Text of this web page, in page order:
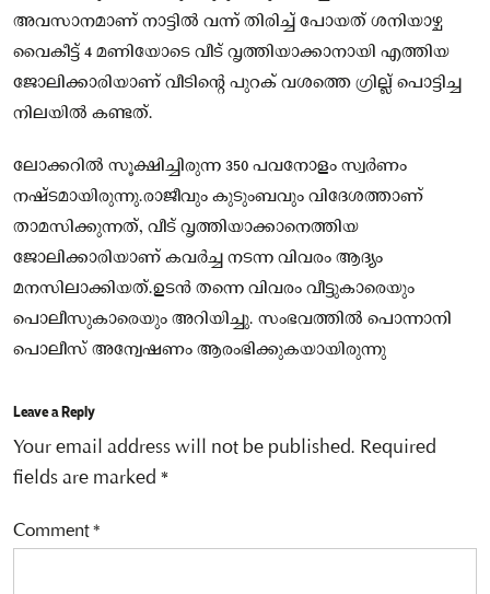
അവസാനമാണ് നാട്ടിൽ വന്ന് തിരിച്ച് പോയത് ശനിയാഴ്ച
വൈകീട്ട് 4 മണിയോടെ വീട് വൃത്തിയാക്കാനായി എത്തിയ
ജോലിക്കാരിയാണ് വീടിന്റെ പുറക് വശത്തെ ഗ്രില്ല് പൊട്ടിച്ച
നിലയിൽ കണ്ടത്.
ലോക്കറിൽ സൂക്ഷിച്ചിരുന്ന 350 പവനോളം സ്വർണം
നഷ്ടമായിരുന്നു.രാജീവും കുടുംബവും വിദേശത്താണ്
താമസിക്കുന്നത്, വീട് വൃത്തിയാക്കാനെത്തിയ
ജോലിക്കാരിയാണ് കവർച്ച നടന്ന വിവരം ആദ്യം
മനസിലാക്കിയത്.ഉടൻ തന്നെ വിവരം വീട്ടുകാരെയും
പൊലീസുകാരെയും അറിയിച്ചു. സംഭവത്തിൽ പൊന്നാനി
പൊലീസ് അന്വേഷണം ആരംഭിക്കുകയായിരുന്നു
Leave a Reply
Your email address will not be published. Required
fields are marked *
Comment*